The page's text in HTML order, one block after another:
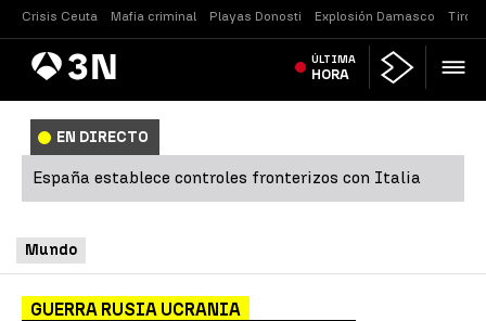
Crisis Ceuta Mafia criminal Playas Donosti Explosión Damasco
AntenaNoticias ÚLTIMA
HORA
EN DIRECTO
España establece controles fronterizos con Italia
Mundo
GUERRA RUSIA UCRANIA